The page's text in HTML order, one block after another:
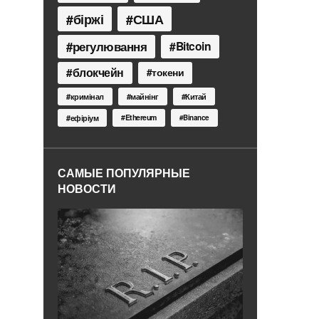
біржі США
регулювання Bitcoin
блокчейн токени
кримінал майнінг
Китай
ефіріум
Ethereum Binance
САМЫЕ ПОПУЛЯРНЫЕ
НОВОСТИ